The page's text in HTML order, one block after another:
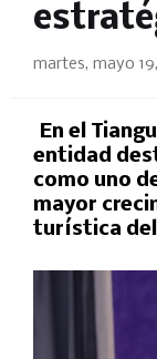
martes, mayo
En el
entidad
como uno
mayor
turística